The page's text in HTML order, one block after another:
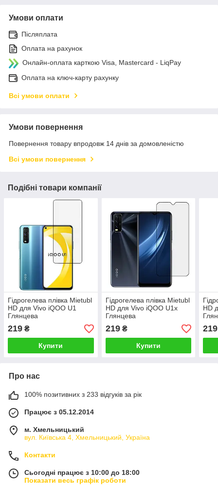
Умови оплати
Післяплата
Оплата на рахунок
Онлайн-оплата карткою Visa, Mastercard - LiqPay
Оплата на ключ-карту рахунку
Всі умови оплати
Умови повернення
Повернення товару впродовж 14 днів за домовленістю
Всі умови повернення
Подібні товари компанії
Гідрогелева плівка Mietubl
HD для Vivo iQOO U1
Глянцева
219 ₴
Купити
Гідрогелева плівка Mietubl
HD для Vivo iQOO U1x
Глянцева
219₴
Купити
HD
219
Про нас
100% позитивних з 233 відгуків за рік
Працює з 05.12.2014
м. Хмельницький
вул. Київська 4, Хмельницький, Україна
Контакти
Сьогодні працює з 10:00 до 18:00
Показати весь графік роботи